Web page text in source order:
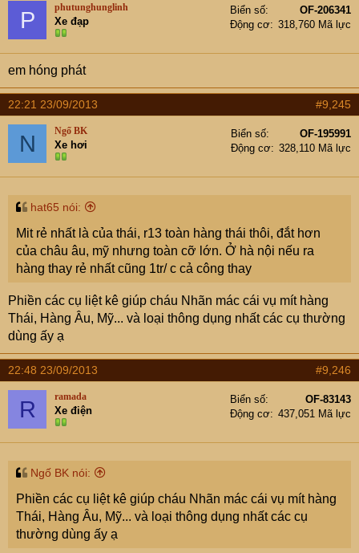
P phutunghunglinh
Xe đạp
Biển số
OF-206341
Động cơ
318,760 Mã lực
em hóng phát
22:21 23/09/2013 #9,245
N Ngố BK
Xe hơi
Biển số
OF-195991
Động cơ
328,110 Mã lực
hat65 nói:
Mit rẻ nhất là của thái, r13 toàn hàng thái thôi, đắt hơn
của châu âu, mỹ nhưng toàn cỡ lớn. Ở hà nội nếu ra
hàng thay rẻ nhất cũng 1tr/ c cả công thay
Phiền các cụ liệt kê giúp cháu Nhãn mác cái vụ mít hàng
Thái, Hàng Âu, Mỹ... và loại thông dụng nhất các cụ thường
dùng ấy ạ
22:48 23/09/2013 #9,246
R ramada
Xe điện
Biển số
OF-83143
Động cơ
437,051 Mã lực
Ngố BK nói:
Phiền các cụ liệt kê giúp cháu Nhãn mác cái vụ mít hàng
Thái, Hàng Âu, Mỹ... và loại thông dụng nhất các cụ
thường dùng ấy ạ